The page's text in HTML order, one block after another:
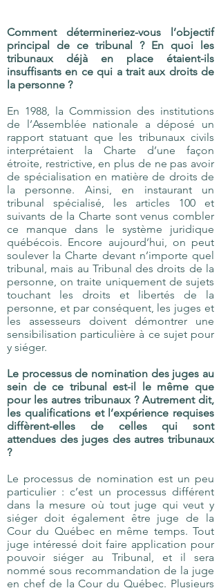
Comment détermineriez-vous l’objectif
principal de ce tribunal ? En quoi les
tribunaux déjà en place étaient-ils
insuffisants en ce qui a trait aux droits de
la personne ?
En 1988, la Commission des institutions
de l’Assemblée nationale a déposé un
rapport statuant que les tribunaux civils
interprétaient la Charte d’une façon
étroite, restrictive, en plus de ne pas avoir
de spécialisation en matière de droits de
la personne. Ainsi, en instaurant un
tribunal spécialisé, les articles 100 et
suivants de la Charte sont venus combler
ce manque dans le système juridique
québécois. Encore aujourd’hui, on peut
soulever la Charte devant n’importe quel
tribunal, mais au Tribunal des droits de la
personne, on traite uniquement de sujets
touchant les droits et libertés de la
personne, et par conséquent, les juges et
les assesseurs doivent démontrer une
sensibilisation particulière à ce sujet pour
y siéger.
Le processus de nomination des juges au
sein de ce tribunal est-il le même que
pour les autres tribunaux ? Autrement dit,
les qualifications et l’expérience requises
diffèrent-elles de celles qui sont
attendues des juges des autres tribunaux
?
Le processus de nomination est un peu
particulier : c’est un processus différent
dans la mesure où tout juge qui veut y
siéger doit également être juge de la
Cour du Québec en même temps. Tout
juge intéressé doit faire application pour
pouvoir siéger au Tribunal, et il sera
nommé sous recommandation de la juge
en chef de la Cour du Québec. Plusieurs